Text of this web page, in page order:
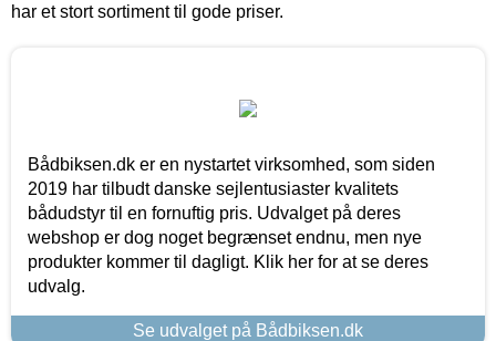
har et stort sortiment til gode priser.
Bådbiksen.dk er en nystartet virksomhed, som siden
2019 har tilbudt danske sejlentusiaster kvalitets
bådudstyr til en fornuftig pris. Udvalget på deres
webshop er dog noget begrænset endnu, men nye
produkter kommer til dagligt. Klik her for at se deres
udvalg.
Se udvalget på Bådbiksen.dk